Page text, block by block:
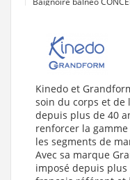
Baignoire balnéo
Hotel (Sens de tête :
Mix Color , Taille
Baignoire balnéo
Silence Mix Color (Sens
Kinedo : Silence Mix
Baignoire balnéo
Hotel (Sens de tête :
Hotel , Taille Baignoire :
Baignoire balnéo
Kinedo et
soin du corps et de
depuis plus de 40
renforcer la
les segments de
Avec sa marque
imposé depuis